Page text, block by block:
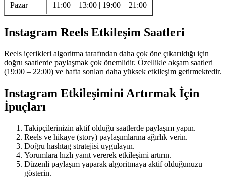
Pazar 11:00 – 13:00 | 19:00 – 21:00
Instagram Reels Etkileşim Saatleri
Reels içerikleri algoritma tarafından daha çok öne çıkarıldığı için
doğru saatlerde paylaşmak çok önemlidir. Özellikle akşam saatleri
(19:00 – 22:00) ve hafta sonları daha yüksek etkileşim getirmektedir.
Instagram Etkileşimini Artırmak İçin
İpuçları
Takipçilerinizin aktif olduğu saatlerde paylaşım yapın.
Reels ve hikaye (story) paylaşımlarına ağırlık verin.
Doğru hashtag stratejisi uygulayın.
Yorumlara hızlı yanıt vererek etkileşimi artırın.
Düzenli paylaşım yaparak algoritmaya aktif olduğunuzu
gösterin.